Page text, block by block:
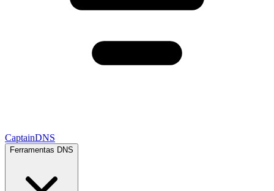
CaptainDNS
Ferramentas DNS